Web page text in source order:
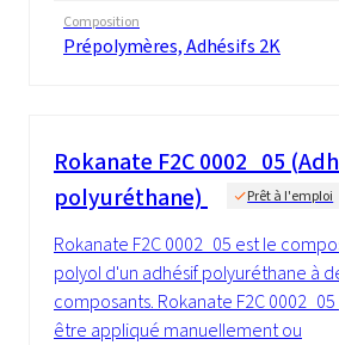
Composition
Prépolymères, Adhésifs 2K
Rokanate F2C 0002_05
polyuréthane)
Prêt à l'emploi
Rokanate F2C 0002_05 est le
polyol d'un adhésif polyuréthane à
composants. Rokanate F2C
être appliqué manuellement ou